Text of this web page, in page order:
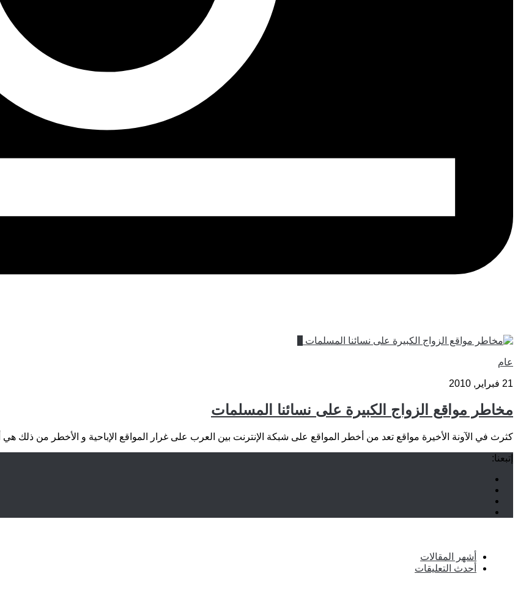
عام
21 فبراير, 2010
مخاطر مواقع الزواج الكبيرة على نسائنا المسلمات
كثرث في الآونة الأخيرة مواقع تعد من أخطر المواقع على شبكة الإنترنت بين العرب على غرار المواقع الإباحية و الأخطر من ذلك هي
إتبعنا:
أشهر المقالات
أحدث التعليقات